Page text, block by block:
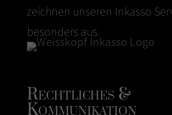
zeichnen unseren Inkasso
besonders aus.
Rechtliches &
Kommunikation